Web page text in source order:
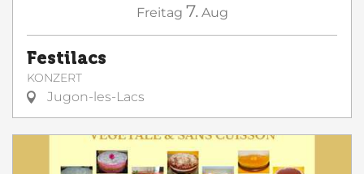
Freitag 7. Aug
Festilacs
KONZERT
Jugon-les-Lacs